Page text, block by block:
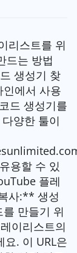
리스트를 위
드는 방법
생성기 찾
에서 사용
드 생성기를
양한 툴이
용할 수 있
플레
사:** 생성
만들기 위
이리스트의
요. 이 URL은